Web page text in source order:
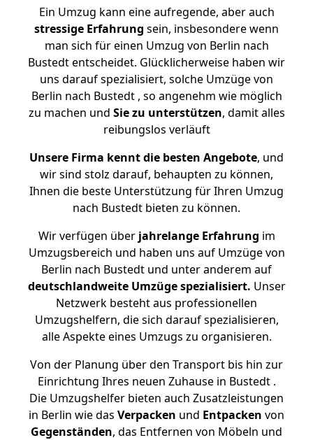
Ein Umzug kann eine aufregende, aber auch
stressige Erfahrung sein, insbesondere wenn
man sich für einen Umzug von Berlin nach
Bustedt entscheidet. Glücklicherweise haben wir
uns darauf spezialisiert, solche Umzüge von
Berlin nach Bustedt , so angenehm wie möglich
zu machen und Sie zu unterstützen, damit alles
reibungslos verläuft
Unsere Firma kennt die besten Angebote, und
wir sind stolz darauf, behaupten zu können,
Ihnen die beste Unterstützung für Ihren Umzug
nach Bustedt bieten zu können.
Wir verfügen überjahrelange Erfahrung im
Umzugsbereich und haben uns auf Umzüge von
Berlin nach Bustedt und unter anderem auf
deutschlandweite Umzüge spezialisiert. Unser
Netzwerk besteht aus professionellen
Umzugshelfern, die sich darauf spezialisieren,
alle Aspekte eines Umzugs zu organisieren.
Von der Planung über den Transport bis hin zur
Einrichtung Ihres neuen Zuhause in Bustedt .
Die Umzugshelfer bieten auch Zusatzleistungen
in Berlin wie das Verpacken und Entpacken von
Gegenständen, das Entfernen von Möbeln und